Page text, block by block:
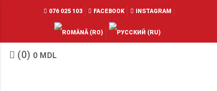
076 025 103 FACEBOOK INSTAGRAM
(0) 0 MDL